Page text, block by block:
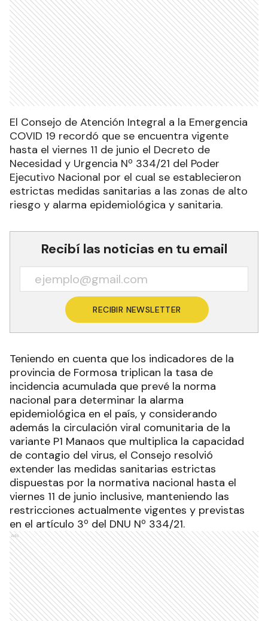
El Consejo de Atención Integral a la Emergencia
COVID 19 recordó que se encuentra vigente
hasta el viernes 11 de junio el Decreto de
Necesidad y Urgencia Nº 334/21 del Poder
Ejecutivo Nacional por el cual se establecieron
estrictas medidas sanitarias a las zonas de alto
riesgo y alarma epidemiológica y sanitaria.
Recibí las noticias en tu email
RECIBIR NEWSLETTER
Teniendo en cuenta que los indicadores de la
provincia de Formosa triplican la tasa de
incidencia acumulada que prevé la norma
nacional para determinar la alarma
epidemiológica en el país, y considerando
además la circulación viral comunitaria de la
variante P1 Manaos que multiplica la capacidad
de contagio del virus, el Consejo resolvió
extender las medidas sanitarias estrictas
dispuestas por la normativa nacional hasta el
viernes 11 de junio inclusive, manteniendo las
restricciones actualmente vigentes y previstas
en el artículo 3º del DNU Nº 334/21.
Ads